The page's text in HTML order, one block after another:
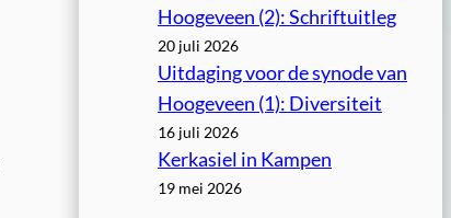
Hoogeveen (2): Schriftuitleg
20 juli 2026
Uitdaging voor de synode van
Hoogeveen (1): Diversiteit
16 juli 2026
Kerkasiel in Kampen
19 mei 2026